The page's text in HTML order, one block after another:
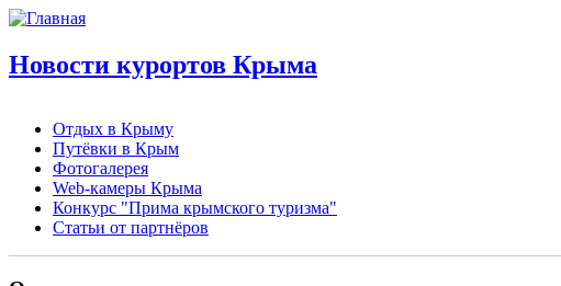
Новости курортов Крыма
Отдых в Крыму
Путёвки в Крым
Фотогалерея
Web-камеры Крыма
Конкурс "Прима крымского туризма"
Статьи от партнёров